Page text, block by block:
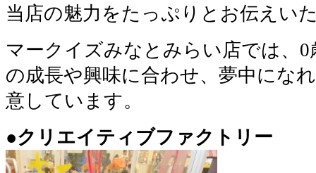
当店の魅力をたっぷりとお伝えい
マークイズみなとみらい店では、
の成長や興味に合わせ、夢中にな
意しています。
●クリエイティブファクトリー